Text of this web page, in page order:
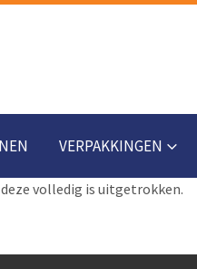
VERPAKKINGEN
volledig is uitgetrokken.